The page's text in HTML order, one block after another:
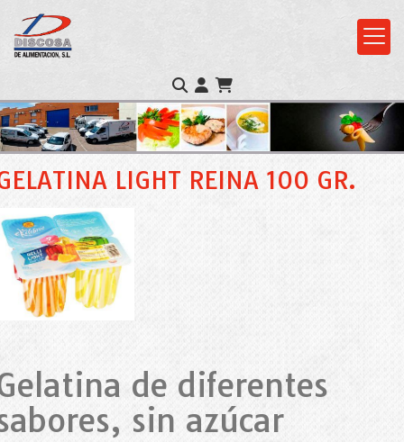
LIGHT REINA 100 GR.
de diferentes
sin azúcar